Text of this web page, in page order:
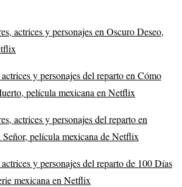
actrices y personajes en Oscuro Deseo,
y personajes del reparto en Cómo
película mexicana en Netflix
actrices y personajes del reparto en
película mexicana de Netflix
y personajes del reparto de 100 Días
mexicana en Netflix